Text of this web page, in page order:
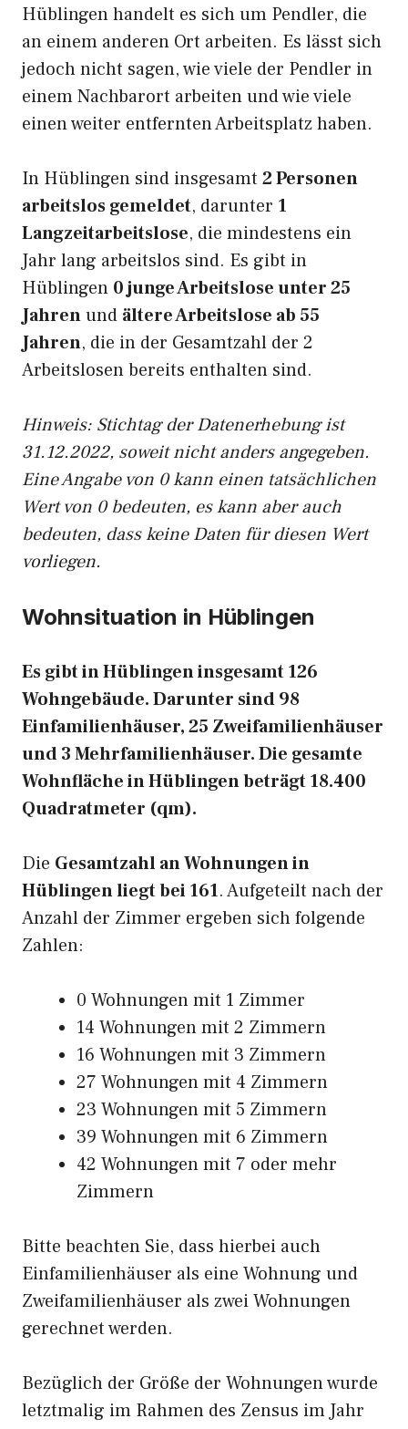
Hüblingen handelt es sich um Pendler, die
an einem anderen Ort arbeiten. Es lässt sich
jedoch nicht sagen, wie viele der Pendler in
einem Nachbarort arbeiten und wie viele
einen weiter entfernten Arbeitsplatz haben.
In Hüblingen sind insgesamt 2 Personen
arbeitslos gemeldet, darunter 1
Langzeitarbeitslose, die mindestens ein
Jahr lang arbeitslos sind. Es gibt in
Hüblingen 0 junge Arbeitslose unter 25
Jahrenund ältere Arbeitslose ab 55
Jahren, die in der Gesamtzahl der 2
Arbeitslosen bereits enthalten sind.
Hinweis: Stichtag der Datenerhebung ist
31.12.2022, soweit nicht anders angegeben.
Eine Angabe von 0 kann einen tatsächlichen
Wert von 0 bedeuten, es kann aber auch
bedeuten, dass keine Daten für diesen Wert
vorliegen.
Wohnsituation in Hüblingen
Es gibt in Hüblingen insgesamt 126
Wohngebäude. Darunter sind 98
Einfamilienhäuser, 25 Zweifamilienhäuser
und 3 Mehrfamilienhäuser. Die gesamte
Wohnfläche in Hüblingen beträgt 18.400
Quadratmeter (qm).
Die Gesamtzahl an Wohnungen in
Hüblingen liegt bei 161. Aufgeteilt nach der
Anzahl der Zimmer ergeben sich folgende
Zahlen:
0 Wohnungen mit 1 Zimmer
14 Wohnungen mit 2 Zimmern
16 Wohnungen mit 3 Zimmern
27 Wohnungen mit 4 Zimmern
23 Wohnungen mit 5 Zimmern
39 Wohnungen mit 6 Zimmern
42 Wohnungen mit 7 oder mehr
Zimmern
Bitte beachten Sie, dass hierbei auch
Einfamilienhäuser als eine Wohnung und
Zweifamilienhäuser als zwei Wohnungen
gerechnet werden.
Bezüglich der Größe der Wohnungen wurde
letztmalig im Rahmen des Zensus im Jahr